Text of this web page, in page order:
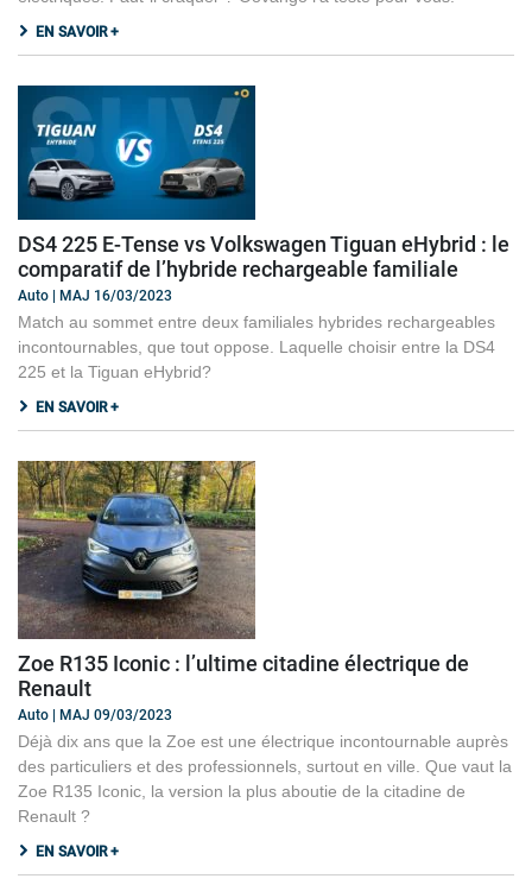
EN SAVOIR +
DS4 225 E-Tense vs Volkswagen Tiguan eHybrid : le
comparatif de l’hybride rechargeable familiale
Auto | MAJ 16/03/2023
Match au sommet entre deux familiales hybrides rechargeables
incontournables, que tout oppose. Laquelle choisir entre la DS4
225 et la Tiguan eHybrid?
EN SAVOIR +
Zoe R135 Iconic : l’ultime citadine électrique de
Renault
Auto | MAJ 09/03/2023
Déjà dix ans que la Zoe est une électrique incontournable auprès
des particuliers et des professionnels, surtout en ville. Que vaut la
Zoe R135 Iconic, la version la plus aboutie de la citadine de
Renault ?
EN SAVOIR +